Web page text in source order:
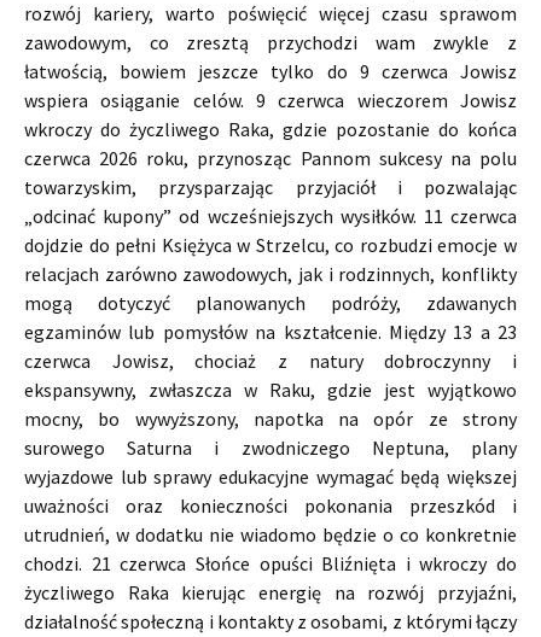
rozwój kariery, warto poświęcić więcej czasu sprawom
zawodowym, co zresztą przychodzi wam zwykle z
łatwością, bowiem jeszcze tylko do 9 czerwca Jowisz
wspiera osiąganie celów. 9 czerwca wieczorem Jowisz
wkroczy do życzliwego Raka, gdzie pozostanie do końca
czerwca 2026 roku, przynosząc Pannom sukcesy na polu
towarzyskim, przysparzając przyjaciół i pozwalając
„odcinać kupony” od wcześniejszych wysiłków. 11 czerwca
dojdzie do pełni Księżyca w Strzelcu, co rozbudzi emocje w
relacjach zarówno zawodowych, jak i rodzinnych, konflikty
mogą dotyczyć planowanych podróży, zdawanych
egzaminów lub pomysłów na kształcenie. Między 13 a 23
czerwca Jowisz, chociaż z natury dobroczynny i
ekspansywny, zwłaszcza w Raku, gdzie jest wyjątkowo
mocny, bo wywyższony, napotka na opór ze strony
surowego Saturna i zwodniczego Neptuna, plany
wyjazdowe lub sprawy edukacyjne wymagać będą większej
uważności oraz konieczności pokonania przeszkód i
utrudnień, w dodatku nie wiadomo będzie o co konkretnie
chodzi. 21 czerwca Słońce opuści Bliźnięta i wkroczy do
życzliwego Raka kierując energię na rozwój przyjaźni,
działalność społeczną i kontakty z osobami, z którymi łączy